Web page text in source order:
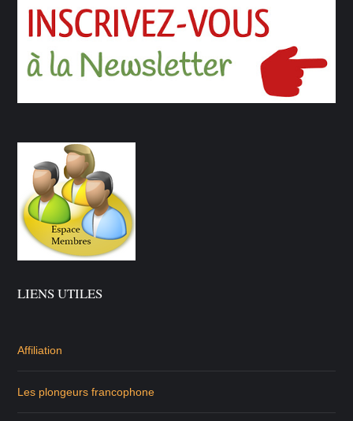
LIENS UTILES
Affiliation
Les plongeurs francophone